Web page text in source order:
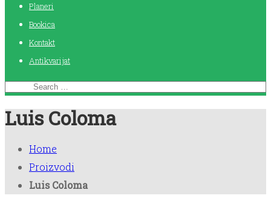
Planeri
Bookica
Kontakt
Antikvarijat
Luis Coloma
Home
Proizvodi
Luis Coloma